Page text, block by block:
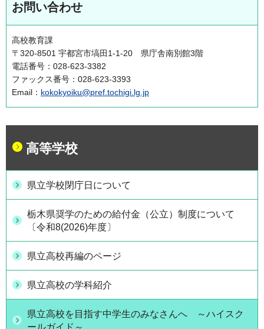
お問い合わせ
高校教育課
〒320-8501 宇都宮市塙田1-1-20 県庁舎南別館3階
電話番号：028-623-3382
ファックス番号：028-623-3393
Email： kokokyoiku@pref.tochigi.lg.jp
高等学校
県立学校閉庁日について
栃木県奨学のための給付金（公立）制度について
〔令和8(2026)年度〕
県立高校再編のページ
県立高校の学科紹介
県立高校を目指す中学生のみなさんへ ～ハイスク
ールガイド～